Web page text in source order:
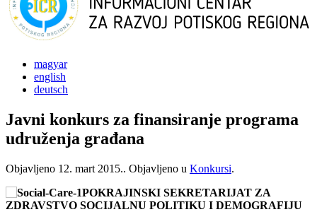
magyar
english
deutsch
Javni konkurs za finansiranje programa
udruženja građana
Objavljeno 12. mart 2015.. Objavljeno u Konkursi.
POKRAJINSKI SEKRETARIJAT ZA
ZDRAVSTVO SOCIJALNU POLITIKU I DEMOGRAFIJU